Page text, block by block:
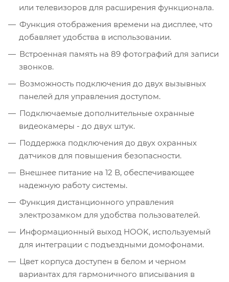
или телевизоров для расширения функционала.
Функция отображения времени на дисплее, что
добавляет удобства в использовании.
Встроенная память на 89 фотографий для записи
звонков.
Возможность подключения до двух вызывных
панелей для управления доступом.
Подключаемые дополнительные охранные
видеокамеры - до двух штук.
Поддержка подключения до двух охранных
датчиков для повышения безопасности.
Внешнее питание на 12 В, обеспечивающее
надежную работу системы.
Функция дистанционного управления
электрозамком для удобства пользователей.
Информационный выход HOOK, используемый
для интеграции с подъездными домофонами.
Цвет корпуса доступен в белом и черном
вариантах для гармоничного вписывания в